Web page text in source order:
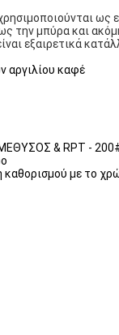
την μπύρα και
εξαιρετικά
αργιλίου καφέ
& RPT -
με το